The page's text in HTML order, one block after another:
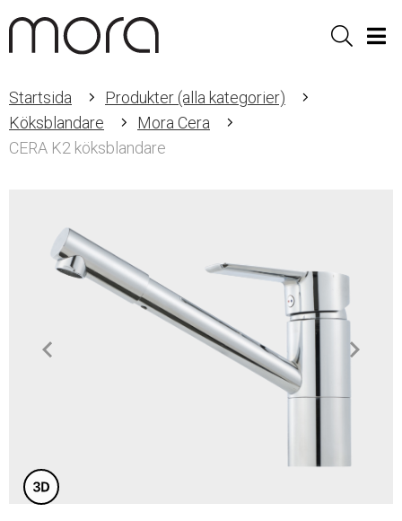
Sök
Startsida
Produkter (alla kategorier)
Köksblandare
Mora Cera
CERA K2 köksblandare